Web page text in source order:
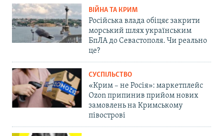
ВІЙНА ТА КРИМ
Російська влада обіцяє закрити
морський шлях українським
БпЛА до Севастополя. Чи реально
це?
СУСПІЛЬСТВО
«Крим – не Росія»: маркетплейс
Ozon припинив прийом нових
замовлень на Кримському
півострові